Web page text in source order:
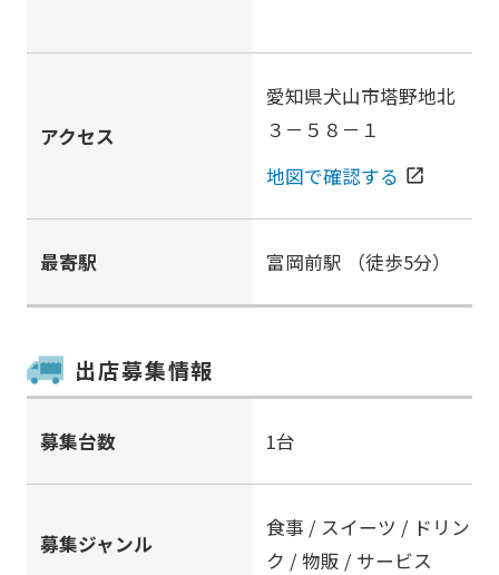
アクセス
愛知県犬山市塔野地北
３－５８－１
地図で確認する open_in_new
最寄駅 富岡前駅 （徒歩5分）
出店募集情報
募集台数 1台
募集ジャンル
食事 / スイーツ / ドリン
ク / 物販 / サービス